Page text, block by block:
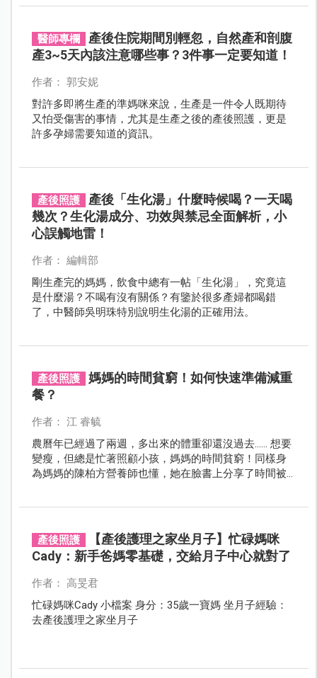
醫師專欄
產後住院期間別輕忽，自然產和剖腹
產3~5天內該注意哪些事？3件事一定要知道！
作者： 郭安妮
對許多即將生產的準媽咪來說，生產是一件令人既期待
又怕受傷害的事情，尤其是生產之後的產後照護，更是
許多孕婦需要知道的資訊。
產後照護
產後「生化湯」什麼時候喝？一天喝
幾次？生化湯成分、功效與禁忌全面解析，小
心誤觸地雷！
作者： 編輯部
剛生產完的媽媽，飲食中總有一帖「生化湯」，究竟這
是什麼湯？不喝有沒有關係？有鑒於很多產婦都喝錯
了，中醫師吳明珠特別說明生化湯的正確用法。
產後照護
媽媽的時間貧窮！如何快速準備減重
餐？
作者： 江 睿毓
農曆年已經過了兩週，多出來的體重卻還沒過去…… 想要
變瘦，但總是忙著照顧小孩，媽媽的時間貧窮！同樣身
為媽媽的陳柏方營養師也懂，她在臉書上分享了時間被
產後照護
【產後護理之家坐月子】忙碌媽咪
Cady：新手爸媽零基礎，交給月子中心就對了
作者： 高旻君
忙碌媽咪Cady 小檔案 身分：35歲一寶媽 坐月子經驗：
去產後護理之家坐月子